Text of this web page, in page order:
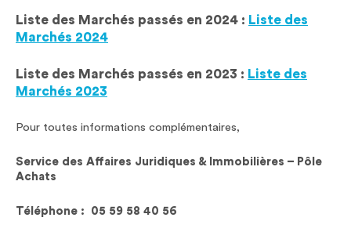
Liste des Marchés passés en 2024 : Liste des
Marchés 2024
Liste des Marchés passés en 2023 : Liste des
Marchés 2023
Pour toutes informations complémentaires,
Service des Affaires Juridiques & Immobilières – Pôle
Achats
Téléphone : 05 59 58 40 56